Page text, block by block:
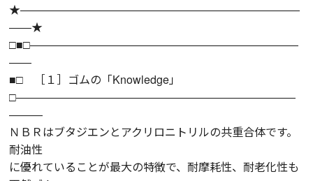
★―――――――――――――――――――――――――
――★
□■□――――――――――――――――――――――――
――
■□ ［１］ゴムの「Knowledge」
□―――――――――――――――――――――――――
―――
ＮＢＲはブタジエンとアクリロニトリルの共重合体です。
耐油性
に優れていることが最大の特徴で、耐摩耗性、耐老化性も